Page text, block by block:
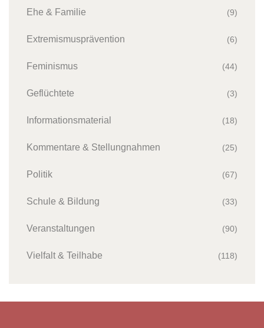
Ehe & Familie (9)
Extremismusprävention (6)
Feminismus (44)
Geflüchtete (3)
Informationsmaterial (18)
Kommentare & Stellungnahmen (25)
Politik (67)
Schule & Bildung (33)
Veranstaltungen (90)
Vielfalt & Teilhabe (118)